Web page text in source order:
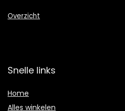
Overzicht
Snelle links
Home
Alles winkelen